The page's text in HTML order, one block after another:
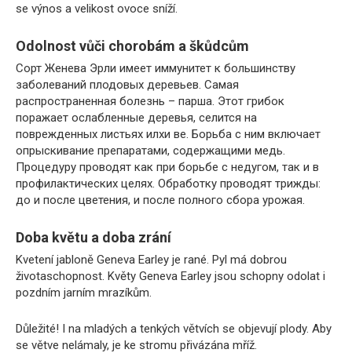
se výnos a velikost ovoce sníží.
Odolnost vůči chorobám a škůdcům
Сорт Женева Эрли имеет иммунитет к большинству
заболеваний плодовых деревьев. Самая
распространенная болезнь – парша. Этот грибок
поражает ослабленные деревья, селится на
поврежденных листьях илхи ве. Борьба с ним включает
опрыскивание препаратами, содержащими медь.
Процедуру проводят как при борьбе с недугом, так и в
профилактических целях. Обработку проводят трижды:
до и после цветения, и после полного сбора урожая.
Doba květu a doba zrání
Kvetení jabloně Geneva Earley je rané. Pyl má dobrou
životaschopnost. Květy Geneva Earley jsou schopny odolat i
pozdním jarním mrazíkům.
Důležité! I na mladých a tenkých větvích se objevují plody. Aby
se větve nelámaly, je ke stromu přivázána mříž.